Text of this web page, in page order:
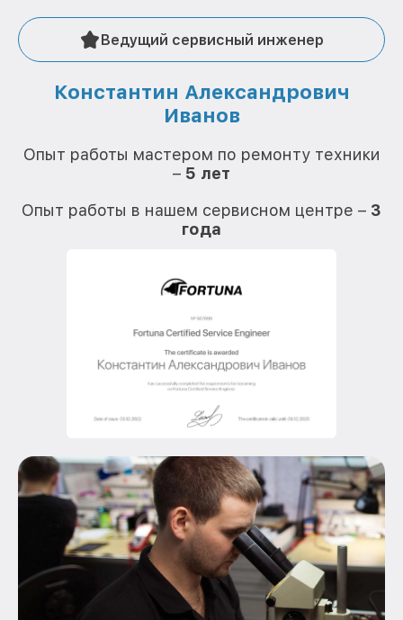
Ведущий сервисный инженер
Константин Александрович
Иванов
Опыт работы мастером по ремонту техники
– 5 лет
Опыт работы в нашем сервисном центре – 3
года